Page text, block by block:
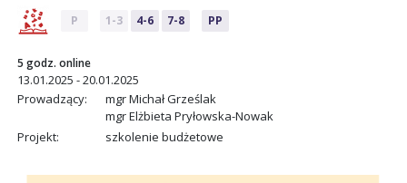
P 1-3 4-6 7-8 PP
5 godz. online
13.01.2025 - 20.01.2025
Prowadzący:
mgr Michał Grześlak
mgr Elżbieta Pryłowska-Nowak
Projekt:
szkolenie budżetowe